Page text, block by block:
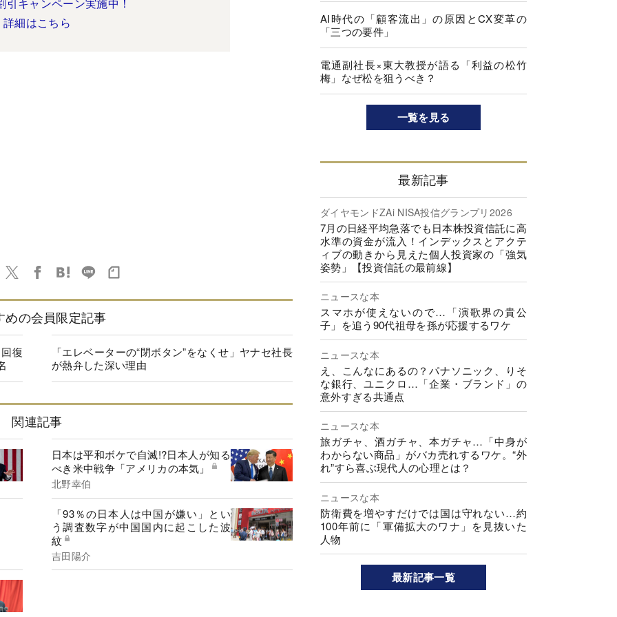
引キャンペーン実施中！
詳細はこちら
めの会員限定記事
復
「エレベーターの“閉ボタン”をなくせ」ヤナセ社長
が熱弁した深い理由
関連記事
日本は平和ボケで自滅!?日本人が知る
べき米中戦争「アメリカの本気」
北野幸伯
「93％の日本人は中国が嫌い」とい
う調査数字が中国国内に起こした波
紋
吉田陽介
AI時代の「顧客流出」の原因とCX変革の
「三つの要件」
電通副社長×東大教授が語る「利益の松竹
梅」なぜ松を狙うべき？
一覧を見る
最新記事
ダイヤモンドZAi NISA投信グランプリ2026
7月の日経平均急落でも日本株投資信託に高
水準の資金が流入！インデックスとアクテ
ィブの動きから見えた個人投資家の「強気
姿勢」【投資信託の最前線】
ニュースな本
スマホが使えないので…「演歌界の貴公
子」を追う90代祖母を孫が応援するワケ
ニュースな本
え、こんなにあるの？パナソニック、りそ
な銀行、ユニクロ…「企業・ブランド」の
意外すぎる共通点
ニュースな本
旅ガチャ、酒ガチャ、本ガチャ…「中身が
わからない商品」がバカ売れするワケ。“外
れ”すら喜ぶ現代人の心理とは？
ニュースな本
防衛費を増やすだけでは国は守れない…約
100年前に「軍備拡大のワナ」を見抜いた
人物
最新記事一覧